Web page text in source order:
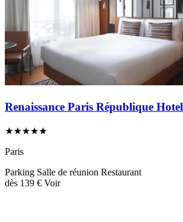
Renaissance Paris République Hotel
★★★★★
Paris
Parking Salle de réunion Restaurant
dès 139 € Voir